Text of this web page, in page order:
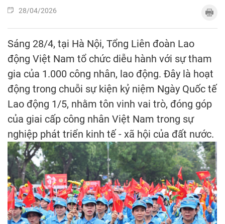
28/04/2026
Sáng 28/4, tại Hà Nội, Tổng Liên đoàn Lao
động Việt Nam tổ chức diễu hành với sự tham
gia của 1.000 công nhân, lao động. Đây là hoạt
động trong chuỗi sự kiện kỷ niệm Ngày Quốc tế
Lao động 1/5, nhằm tôn vinh vai trò, đóng góp
của giai cấp công nhân Việt Nam trong sự
nghiệp phát triển kinh tế - xã hội của đất nước.